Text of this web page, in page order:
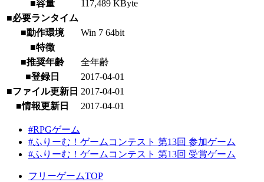
■容量
117,489 KByte
■必要ランタイム
■動作環境
Win 7 64bit
■特徴
■推奨年齢
全年齢
■登録日
2017-04-01
■ファイル更新日 2017-04-01
■情報更新日
2017-04-01
#RPGゲーム
#ふりーむ！ゲームコンテスト 第13回 参加ゲーム
#ふりーむ！ゲームコンテスト 第13回 受賞ゲーム
フリーゲームTOP